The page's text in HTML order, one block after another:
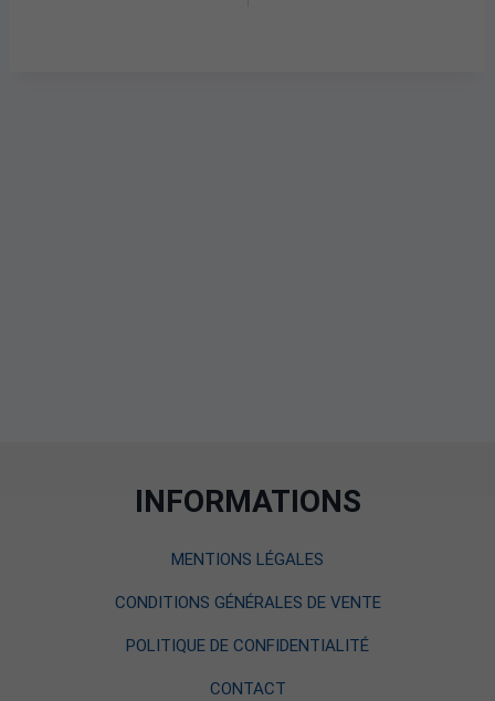
INFORMATIONS
MENTIONS LÉGALES
CONDITIONS GÉNÉRALES DE VENTE
POLITIQUE DE CONFIDENTIALITÉ
CONTACT